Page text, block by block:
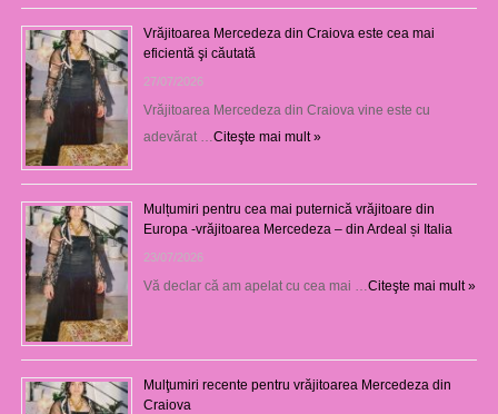
Vrăjitoarea Mercedeza din Craiova este cea mai
eficientă şi căutată
27/07/2026
Vrăjitoarea Mercedeza din Craiova vine este cu
adevărat … Citeşte mai mult »
Mulțumiri pentru cea mai puternică vrăjitoare din
Europa -vrăjitoarea Mercedeza – din Ardeal și Italia
23/07/2026
Vă declar că am apelat cu cea mai … Citeşte mai mult »
Mulţumiri recente pentru vrăjitoarea Mercedeza din
Craiova